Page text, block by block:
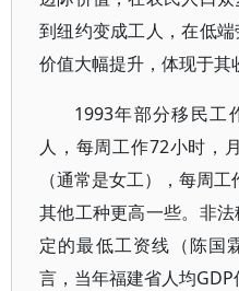
到纽约变成工人，在低
价值大幅提升，体现于其
1993年部分移民工
人，每周工作72小时，
（通常是女工），每周
其他工种更高一些。非
定的最低工资线（陈国
言，当年福建省人均